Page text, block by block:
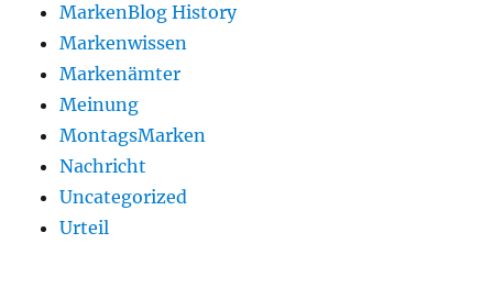
MarkenBlog History
Markenwissen
Markenämter
Meinung
MontagsMarken
Nachricht
Uncategorized
Urteil